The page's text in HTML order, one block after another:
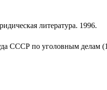
литература. 1996.
СССР по уголовным делам